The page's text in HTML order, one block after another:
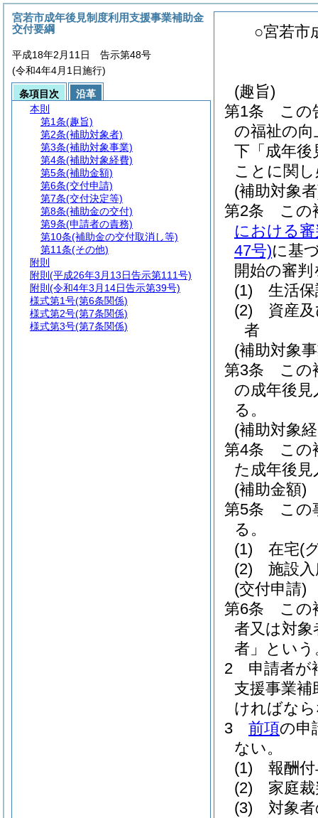
○宮若市
(趣旨)
第1条
この
の福祉の
下「成年後
ことに関
(補助対象
第2条
この
における
47号)に基
開始の審
(1)
生活
(2)
資産
者
(補助対象
第3条
この
の成年後
る。
(補助対象
第4条
この
た成年後
(補助金額)
第5条
この
る。
(1)
在宅(
(2)
施設
(交付申請)
第6条
この
者又は対
者」という
2
申請者が
支援事業補
ければな
3
前項の申
ない。
(1)
報酬
(2)
家庭
(3)
対象
宮若市成年後見制度利用支援事業補助金
交付要綱
平成18年2月11日 告示第48号
(令和4年4月1日施行)
条項目次
沿革
本則
第1条(趣旨)
第2条(補助対象者)
第3条(補助対象事業)
第4条(補助対象経費)
第5条(補助金額)
第6条(交付申請)
第7条(交付決定等)
第8条(補助金の交付)
第9条(申請者の責務)
第10条(補助金の交付取消し等)
第11条(その他)
附則
附則 (平成26年3月13日告示第111号)
附則 (令和4年3月14日告示第39号)
様式第1号(第6条関係)
様式第2号(第7条関係)
様式第3号(第7条関係)